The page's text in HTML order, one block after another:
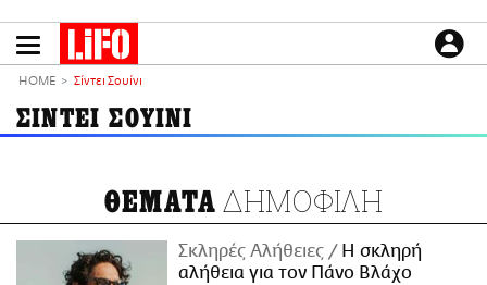
το
ΕΙΔΗΣΕΙΣ
CULTURE
PODCASTS
Plus
HOME Σίντει Σουίνι
ΣΙΝΤΕΙ ΣΟΥΙΝΙ
ΘΕΜΑΤΑ ΔΗΜΟΦΙΛΗ
Σκληρές Αλήθειες
H σκληρή
αλήθεια για τον Πάνο Βλάχο